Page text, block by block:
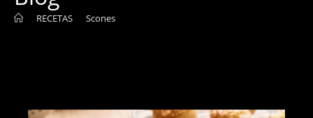
RECETAS Scones